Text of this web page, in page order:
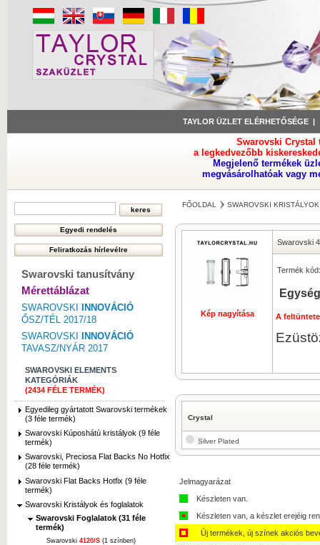
TAYLOR ÜZLET ELÉRHETŐSÉGE
Swarovski Crystal
a legkedvezőbb
Megjelenő termékek
megvásárolhatóak vagy
Swarovski tanusítvány
Mérettáblázat
SWAROVSKI
INNOVÁCIÓ
ŐSZ/TÉL 2017/18
SWAROVSKI
INNOVÁCIÓ
TAVASZ/NYÁR 2017
SWAROVSKI ELEMENTS
KATEGÓRIÁK
(2434 FÉLE TERMÉK)
Egyedileg gyártatott Swarovski termékek
(3 féle termék)
Swarovski Kúposhátú kristályok (9 féle
termék)
Swarovski, Preciosa Flat Backs No Hotfix
(28 féle termék)
Swarovski Flat Backs Hotfix (9 féle
termék)
Swarovski Kristályok és foglalatok
Swarovski Foglalatok (31 féle
termék)
Swarovski 4120/S (1 színben)
FŐOLDAL SWAROVSKI
Kép nagyítása
Swarovski
Termék kód:
A
Crystal
Silver Plated
Jelmagyarázat
Készleten van.
Készleten van, a készlet erejéig
Új termékek, új színek akciós